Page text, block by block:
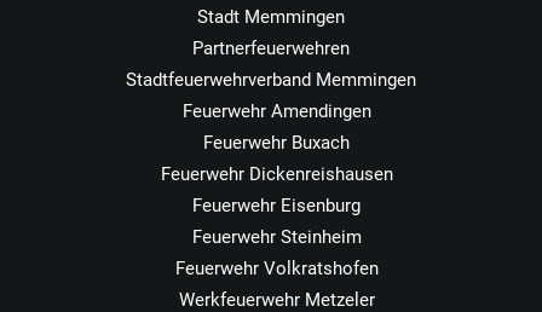
Stadt Memmingen
Partnerfeuerwehren
Stadtfeuerwehrverband Memmingen
Feuerwehr Amendingen
Feuerwehr Buxach
Feuerwehr Dickenreishausen
Feuerwehr Eisenburg
Feuerwehr Steinheim
Feuerwehr Volkratshofen
Werkfeuerwehr Metzeler